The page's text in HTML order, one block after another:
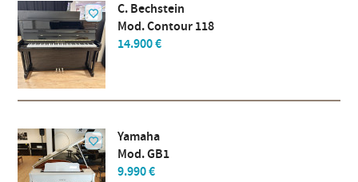
C. Bechstein
Mod. Contour 118
14.900 €
Yamaha
Mod. GB1
9.990 €